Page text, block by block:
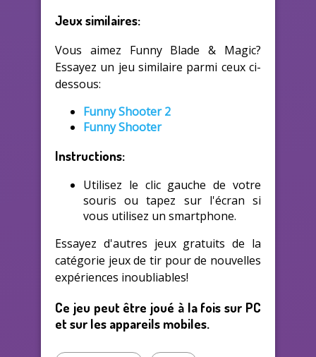
Jeux similaires:
Vous aimez Funny Blade & Magic?
Essayez un jeu similaire parmi ceux ci-
dessous:
Funny Shooter 2
Funny Shooter
Instructions:
Utilisez le clic gauche de votre
souris ou tapez sur l'écran si
vous utilisez un smartphone.
Essayez d'autres jeux gratuits de la
catégorie jeux de tir pour de nouvelles
expériences inoubliables!
Ce jeu peut être joué à la fois sur PC
et sur les appareils mobiles.